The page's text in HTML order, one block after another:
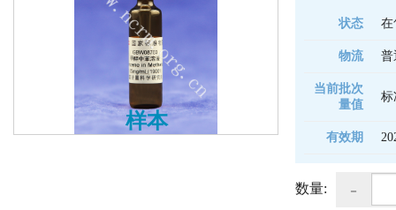
样本
状态 在
物流 普
当前批次
量值
标
有效期
数量: -